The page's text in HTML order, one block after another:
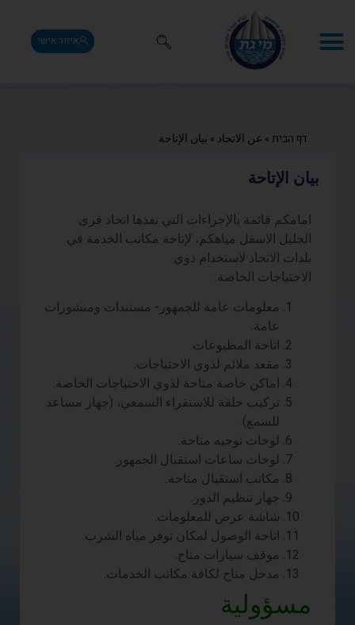
איזור אישי
דף הבית» عن الاتحاد » بيان الإتاحة
بيان الإتاحة
امامكم قائمة بالإجراءات التي نفذها اتحاد قرى
الجليل الاسفل مياهكم، لإتاحة مكاتب الخدمة في
بلدات الاتحاد لاستخدام ذوي
الاحتياجات الخاصة:
معلومات عامة للجمهور- مستندات ومنشورات
عامة.
اتاحة المطبوعات.
مقعد ملائم لذوي الاحتياجات.
اماكن خاصة متاحة لذوي الاحتياجات الخاصة.
تركيب حلقة للاستقراء السمعي، (جهاز مساعد
للسمع).
لوحات توجيه متاحة.
لوحات ساعات استقبال الجمهور.
مكاتب استقبال متاحة.
جهاز تنظيم الدور.
شاشة عرض للمعلومات.
اتاحة الوصول لمكان توفر مياه الشرب.
موقف سيارات متاح.
مدخل متاح لكافة مكاتب الخدمات.
مسؤولية